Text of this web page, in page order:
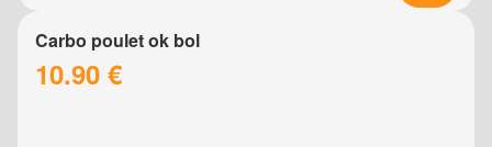
Carbo poulet ok bol
10.90 €